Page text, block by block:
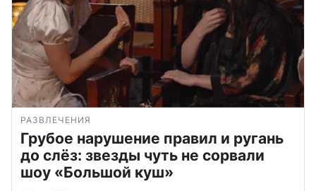
РАЗВЛЕЧЕНИЯ
Грубое нарушение правил и ругань
до слёз: звезды чуть не сорвали
шоу «Большой куш»